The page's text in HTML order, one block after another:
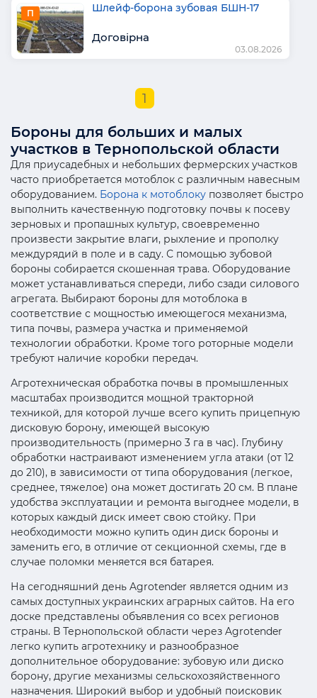
П Шлейф-борона зубовая БШН-17
Договірна
03.08.2026
1
Бороны для больших и малых
участков в Тернопольской области
Для приусадебных и небольших фермерских участков
часто приобретается мотоблок с различным навесным
оборудованием. Борона к мотоблоку позволяет быстро
выполнить качественную подготовку почвы к посеву
зерновых и пропашных культур, своевременно
произвести закрытие влаги, рыхление и прополку
междурядий в поле и в саду. С помощью зубовой
бороны собирается скошенная трава. Оборудование
может устанавливаться спереди, либо сзади силового
агрегата. Выбирают бороны для мотоблока в
соответствие с мощностью имеющегося механизма,
типа почвы, размера участка и применяемой
технологии обработки. Кроме того роторные модели
требуют наличие коробки передач.
Агротехническая обработка почвы в промышленных
масштабах производится мощной тракторной
техникой, для которой лучше всего купить прицепную
дисковую борону, имеющей высокую
производительность (примерно 3 га в час). Глубину
обработки настраивают изменением угла атаки (от 12
до 210), в зависимости от типа оборудования (легкое,
среднее, тяжелое) она может достигать 20 см. В плане
удобства эксплуатации и ремонта выгоднее модели, в
которых каждый диск имеет свою стойку. При
необходимости можно купить один диск бороны и
заменить его, в отличие от секционной схемы, где в
случае поломки меняется вся батарея.
На сегодняшний день Agrotender является одним из
самых доступных украинских аграрных сайтов. На его
доске представлены объявления со всех регионов
страны. В Тернопольской области через Agrotender
легко купить агротехнику и разнообразное
дополнительное оборудование: зубовую или диско
борону, другие механизмы сельскохозяйственного
назначения. Широкий выбор и удобный поисковик